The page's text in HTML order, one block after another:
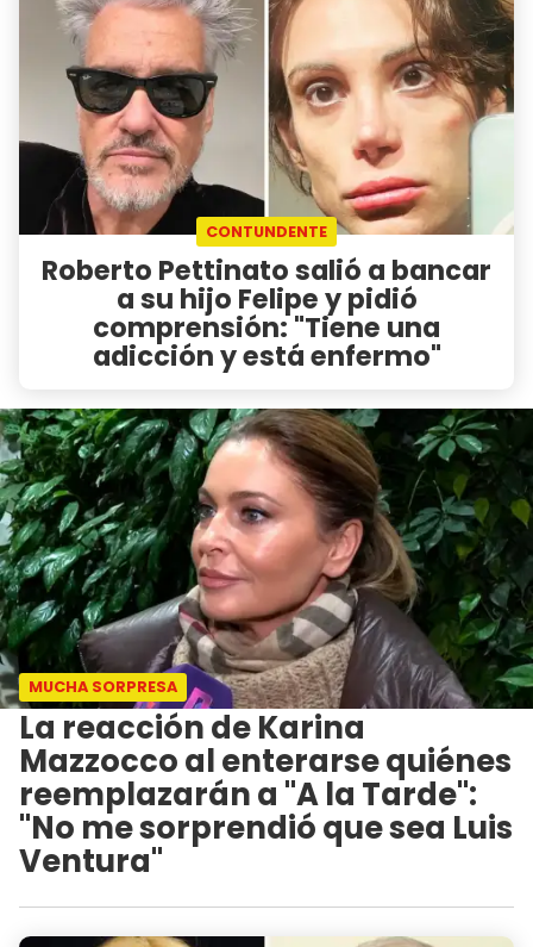
CONTUNDENTE
Roberto Pettinato salió a bancar
a su hijo Felipe y pidió
comprensión: "Tiene una
adicción y está enfermo"
MUCHA SORPRESA
La reacción de Karina
Mazzocco al enterarse quiénes
reemplazarán a "A la Tarde":
"No me sorprendió que sea Luis
Ventura"